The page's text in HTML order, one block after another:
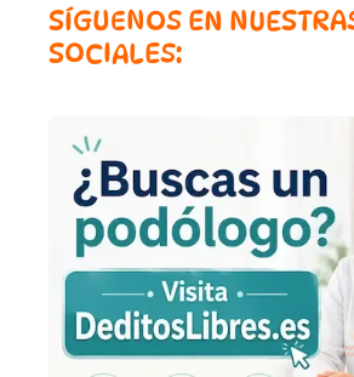
SÍGUENOS EN
SOCIALES: